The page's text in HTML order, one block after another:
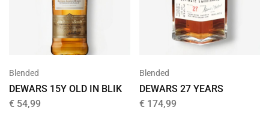
Blended
DEWARS 15Y OLD IN BLIK
€ 54,99
Blended
DEWARS 27 YEARS
€174,99